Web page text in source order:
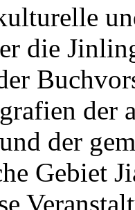
die
der
der
Gebiet